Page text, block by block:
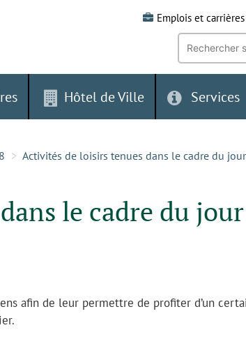
Emplois et carrières
Recherche
mot-
clé:
Hôtel de Ville Services
Activités de loisirs tenues dans le cadre du
le cadre du
afin de leur permettre de profiter d’un